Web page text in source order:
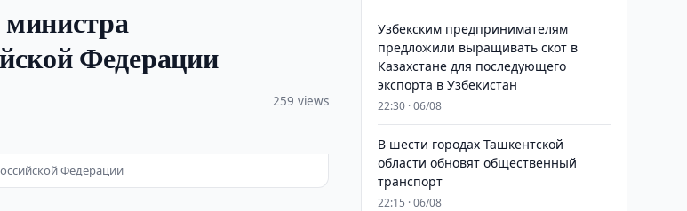
министра
Федерации
259 views
Федерации
Узбекским предпринимателям
предложили выращивать скот в
Казахстане для последующего
экспорта в Узбекистан
22:30 · 06/08
В шести городах Ташкентской
области обновят общественный
транспорт
22:15 · 06/08